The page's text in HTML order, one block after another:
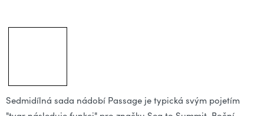
Sedmidílná sada nádobí Passage je typická svým pojetím